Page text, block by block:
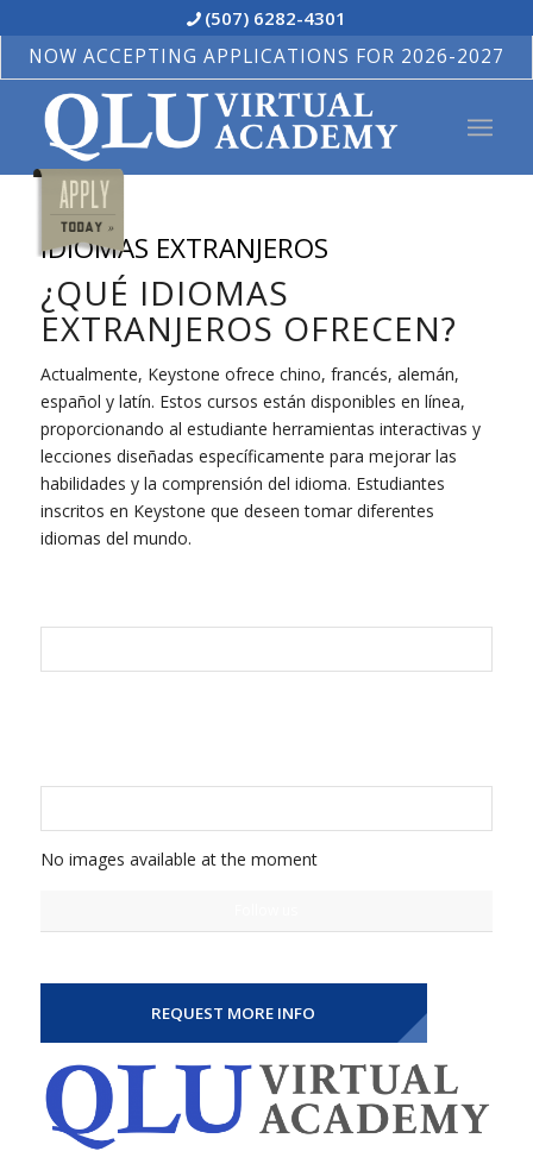
(507) 6282-4301
NOW ACCEPTING APPLICATIONS FOR 2026-2027
IDIOMAS EXTRANJEROS
¿QUÉ IDIOMAS
EXTRANJEROS OFRECEN?
Actualmente, Keystone ofrece chino, francés, alemán,
español y latín. Estos cursos están disponibles en línea,
proporcionando al estudiante herramientas interactivas y
lecciones diseñadas específicamente para mejorar las
habilidades y la comprensión del idioma. Estudiantes
inscritos en Keystone que deseen tomar diferentes
idiomas del mundo.
No images available at the moment
REQUEST MORE INFO